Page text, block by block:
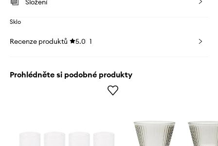
Složení
Sklo
Recenze produktů 5.0 1
Prohlédněte si podobné produkty